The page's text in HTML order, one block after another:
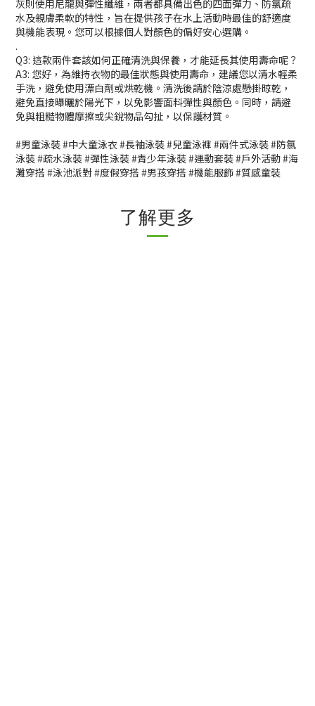
灰則使用尼龍與彈性纖維，兩者都具備出色的四面彈力、防氯疏
水及親膚柔軟的特性，旨在提供孩子在水上活動時最佳的舒適度
與機能表現。您可以根據個人對顏色的偏好安心選購。
.
Q3: 這款兩件套該如何正確清洗與保養，才能延長其使用壽命呢？
A3: 您好，為維持衣物的最佳狀態與使用壽命，建議您以清水輕柔
手洗，避免使用漂白劑或烘乾機。清洗後請於陰涼處懸掛晾乾，
避免直接曝曬於陽光下，以免影響面料彈性與顏色。同時，請避
免與粗糙物體摩擦或尖銳物品勾扯，以保護材質。
#男童泳裝 #中大童泳衣 #長袖泳裝 #兒童泳褲 #兩件式泳裝 #防氯
泳裝 #疏水泳裝 #彈性泳裝 #青少年泳裝 #運動套裝 #戶外活動 #海
灘穿搭 #泳池派對 #度假穿搭 #男孩穿搭 #機能服飾 #質感童裝
了解更多